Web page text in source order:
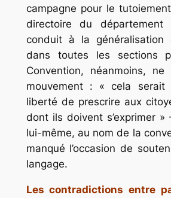
campagne pour le
directoire du
conduit à la généralisation
dans toutes les sections
Convention, néanmoins,
mouvement : « cela serait
liberté de prescrire aux
dont ils doivent s’exprimer
lui-même, au nom de la
manqué l’occasion de
langage.
Les contradictions entre